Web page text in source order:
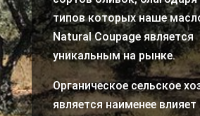
типов которых наше
Natural Coupage является
уникальным на рынке.
Органическое сельское
является наименее влияет